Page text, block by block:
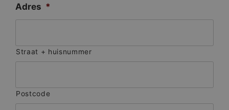
Adres *
Straat + huisnummer
Postcode